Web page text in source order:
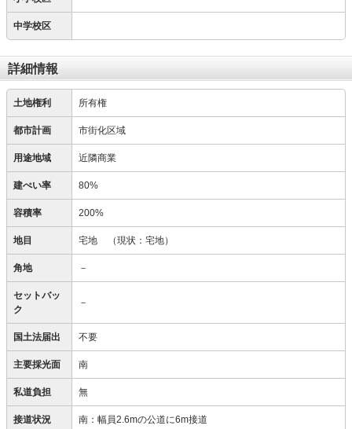
中学校区
詳細情報
土地権利 所有権
都市計画 市街化区域
用途地域 近隣商業
建ぺい率 80%
容積率 200%
地目 宅地 （現状：宅地）
角地 －
セットバッ
ク
－
国土法届出 不要
主要採光面 南
私道負担 無
接道状況 南：幅員2.6mの公道に6m接道